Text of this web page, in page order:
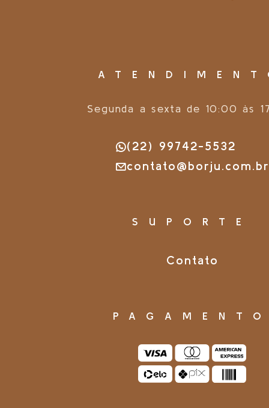
Segunda a sexta de 10:00 às
(22) 99742-5532
contato@borju.com.br
SUPORTE
Contato